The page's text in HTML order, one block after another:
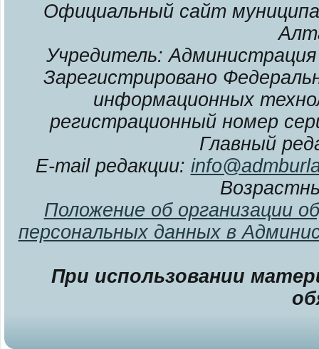
Официальный сайт
Учредитель: Администрация
Зарегистрировано
информационных
регистрационный номер
Главный
E-mail редакции:
Положение об организации
персональных данных в
При использовании